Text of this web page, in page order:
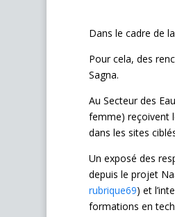
Dans le cadre de
Pour cela, des
Sagna.
Au Secteur des
femme) reçoivent
dans les sites
Un exposé des
depuis le projet
rubrique69) et
formations en